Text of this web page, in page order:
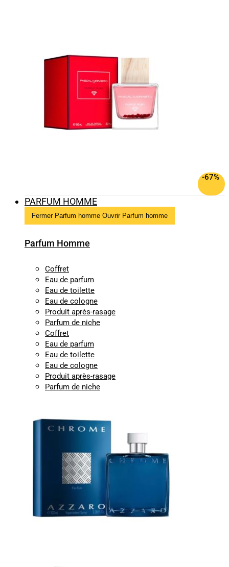
-67%
PARFUM HOMME
Fermer Parfum homme Ouvrir Parfum homme
Parfum Homme
Coffret
Eau de parfum
Eau de toilette
Eau de cologne
Produit après-rasage
Parfum de niche
Coffret
Eau de parfum
Eau de toilette
Eau de cologne
Produit après-rasage
Parfum de niche